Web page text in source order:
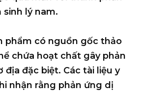
lý nam.
phẩm có nguồn gốc thảo
chứa hoạt chất gây phản
địa đặc biệt. Các tài liệu y
nhận rằng phản ứng dị